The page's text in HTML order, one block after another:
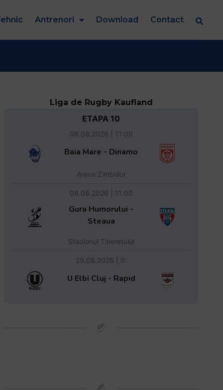
Antrenori Download Contact
Liga de Rugby Kaufland
ETAPA 10
08.08.2026 | 11:00
Baia Mare - Dinamo
Arena Zimbrilor
08.08.2026 | 11:00
Gura Humorului -
Steaua
Stadionul Tineretului
29.08.2026 | 0:
U Elbi Cluj - Rapid